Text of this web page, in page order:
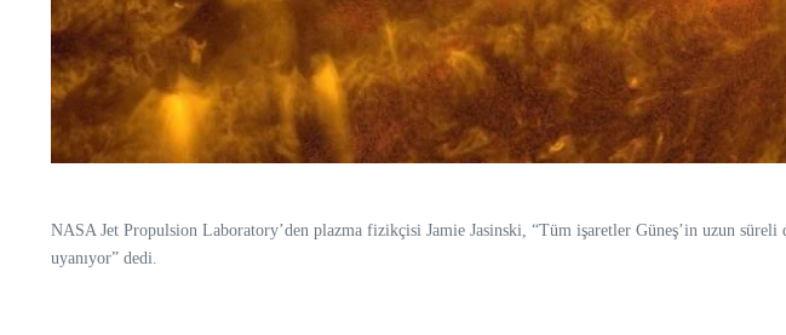
NASA Jet Propulsion Laboratory’den plazma fizikçisi Jamie Jasinski, “Tüm işaretler Güneş’in uzun
uyanıyor” dedi.